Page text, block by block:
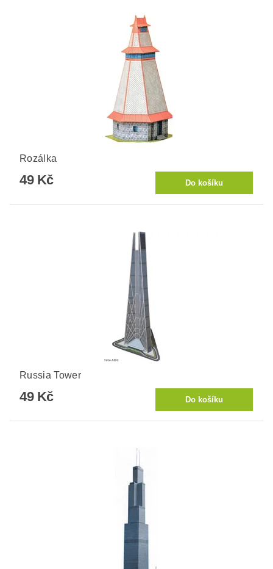
Rozálka
49 Kč
Russia Tower
49 Kč